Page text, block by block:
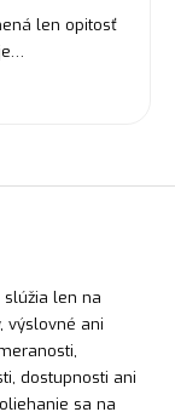
len opitosť
len na
výslovné ani
dostupnosti ani
sa na